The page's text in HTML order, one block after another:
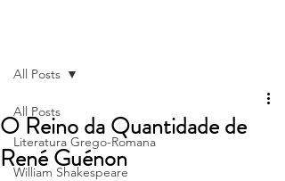
All Posts
Literatura Grego-Romana
William Shakespeare
All Posts
O Reino da Quantidade de
René Guénon